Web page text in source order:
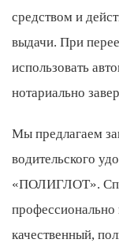
средством и
выдачи. При
использовать
нотариально
Мы предлагаем
водительского
«ПОЛИГЛОТ».
качественный,